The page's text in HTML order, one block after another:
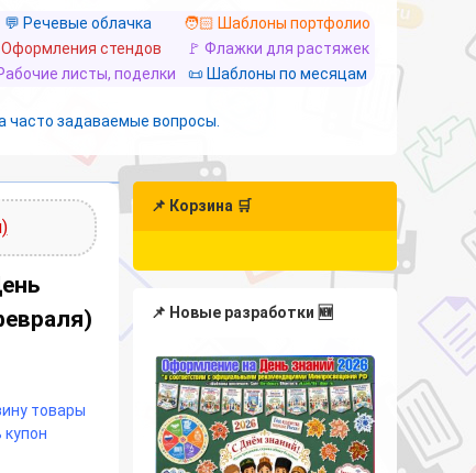
💬 Речевые облачка
🧑🏻 Шаблоны портфолио
Оформления стендов
🚩 Флажки для растяжек
листы, поделки 📜 Шаблоны по месяцам
часто задаваемые вопросы.
товары
📌 Корзина 🛒
📌 Новые разработки 🆕